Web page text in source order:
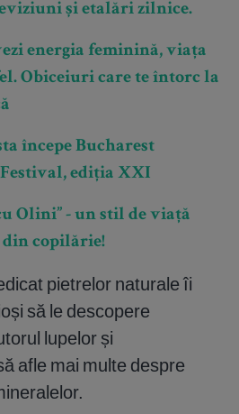
și etalări zilnice.
energia feminină, viața
Obiceiuri care te întorc la
începe Bucharest
ediția XXI
Olini” - un stil de viață
din copilărie!
pietrelor naturale îi
să le descopere
lupelor și
afle mai multe despre